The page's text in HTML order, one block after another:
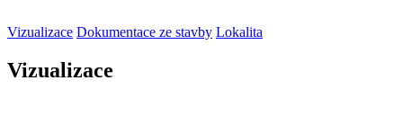
Vizualizace Dokumentace ze stavby Lokalita
Vizualizace